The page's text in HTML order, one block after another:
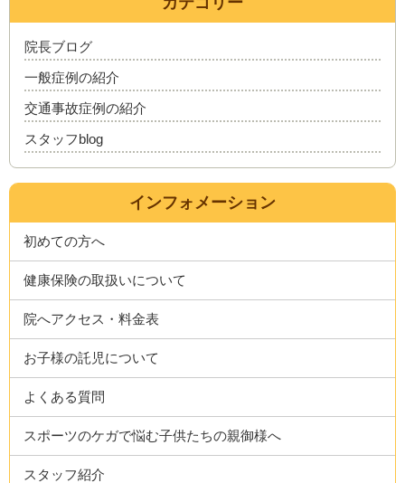
院長ブログ
一般症例の紹介
交通事故症例の紹介
スタッフblog
インフォメーション
初めての方へ
健康保険の取扱いについて
院へアクセス・料金表
お子様の託児について
よくある質問
スポーツのケガで悩む子供たちの親御様へ
スタッフ紹介